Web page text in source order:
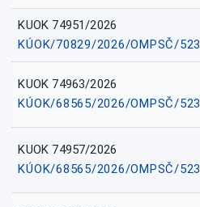
KUOK 74951/2026
KÚOK/70829/2026/OMPSČ/523
KUOK 74963/2026
KÚOK/68565/2026/OMPSČ/523
KUOK 74957/2026
KÚOK/68565/2026/OMPSČ/523